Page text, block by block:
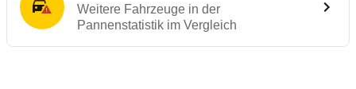
Weitere Fahrzeuge in der
Pannenstatistik im Vergleich